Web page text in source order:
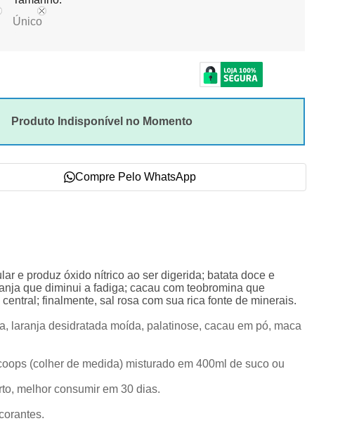
Único
Produto Indisponível no Momento
Compre Pelo WhatsApp
e produz óxido nítrico ao ser digerida; batata doce e
que diminui a fadiga; cacau com teobromina que
finalmente, sal rosa com sua rica fonte de minerais.
laranja desidratada moída, palatinose, cacau em pó, maca
(colher de medida) misturado em 400ml de suco ou
melhor consumir em 30 dias.